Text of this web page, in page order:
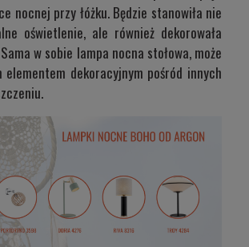
nocnej przy łóżku. Będzie stanowiła nie
oświetlenie, ale również dekorowała
w sobie lampa nocna stołowa, może
elementem dekoracyjnym pośród innych